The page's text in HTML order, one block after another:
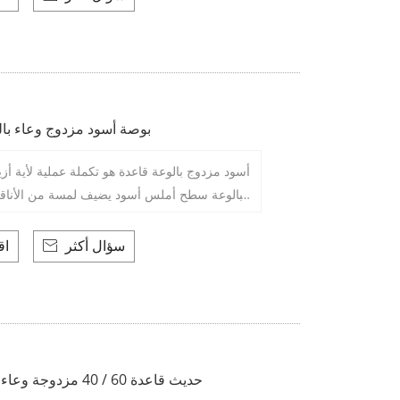
30 بوصة أسود مزدوج وعاء
أسود مزدوج بالوعة قاعدة هو تكملة عملية لأية
ا بالوعة سطح أملس أسود يضيف لمسة من
تصميم وعاء مزدوج يوفر براعة والراحة التي
م متعددة في المطبخ .
 سؤال أكثر
حديث قاعدة 60 / 40 مزدوجة وعاء بالوعة المطبخ